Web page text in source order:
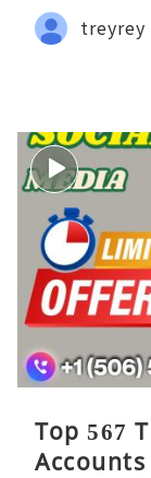
treyrey
Top 567